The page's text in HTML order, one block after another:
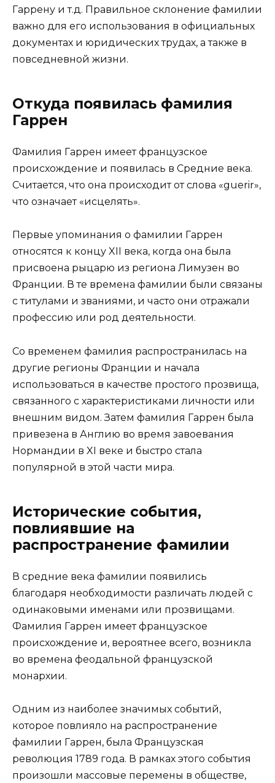
Гаррену и т.д. Правильное склонение фамилии
важно для его использования в официальных
документах и юридических трудах, а также в
повседневной жизни.
Откуда появилась фамилия
Гаррен
Фамилия Гаррен имеет французское
происхождение и появилась в Средние века.
Считается, что она происходит от слова «guerir»,
что означает «исцелять».
Первые упоминания о фамилии Гаррен
относятся к концу XII века, когда она была
присвоена рыцарю из региона Лимузен во
Франции. В те времена фамилии были связаны
с титулами и званиями, и часто они отражали
профессию или род деятельности.
Со временем фамилия распространилась на
другие регионы Франции и начала
использоваться в качестве простого прозвища,
связанного с характеристиками личности или
внешним видом. Затем фамилия Гаррен была
привезена в Англию во время завоевания
Нормандии в XI веке и быстро стала
популярной в этой части мира.
Исторические события,
повлиявшие на
распространение фамилии
В средние века фамилии появились
благодаря необходимости различать людей с
одинаковыми именами или прозвищами.
Фамилия Гаррен имеет французское
происхождение и, вероятнее всего, возникла
во времена феодальной французской
монархии.
Одним из наиболее значимых событий,
которое повлияло на распространение
фамилии Гаррен, была Французская
революция 1789 года. В рамках этого события
произошли массовые перемены в обществе,